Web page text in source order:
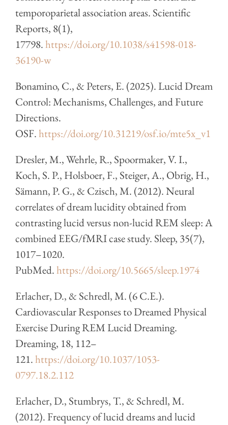
temporoparietal association areas. Scientific
Reports, 8(1),
17798.https://doi.org/10.1038/s41598-018-
36190-w
Bonamino, C., & Peters, E. (2025). Lucid Dream
Control: Mechanisms, Challenges, and Future
Directions.
OSF.https://doi.org/10.31219/osf.io/mte5x_v1
Dresler, M., Wehrle, R., Spoormaker, V. I.,
Koch, S. P., Holsboer, F., Steiger, A., Obrig, H.,
Sämann, P. G., & Czisch, M. (2012). Neural
correlates of dream lucidity obtained from
contrasting lucid versus non-lucid REM sleep: A
combined EEG/fMRI case study. Sleep, 35(7),
1017–1020.
PubMed.https://doi.org/10.5665/sleep.1974
Erlacher, D., & Schredl, M. (6 C.E.).
Cardiovascular Responses to Dreamed Physical
Exercise During REM Lucid Dreaming.
Dreaming, 18, 112–
121.https://doi.org/10.1037/1053-
0797.18.2.112
Erlacher, D., Stumbrys, T., & Schredl, M.
(2012). Frequency of lucid dreams and lucid